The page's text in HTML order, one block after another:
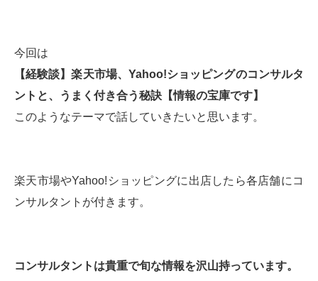
今回は
【経験談】楽天市場、Yahoo!ショッピングのコンサルタ
ントと、うまく付き合う秘訣【情報の宝庫です】
このようなテーマで話していきたいと思います。
楽天市場やYahoo!ショッピングに出店したら各店舗にコ
ンサルタントが付きます。
コンサルタントは貴重で旬な情報を沢山持っています。